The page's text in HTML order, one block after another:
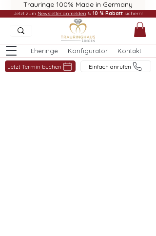
Trauringe 100% Made in Germany
Eheringe Konfigurator Kontakt
Jetzt Termin buchen Einfach anrufen
Jetzt zum Newsletter anmelden & 10 % Rabatt sichern!